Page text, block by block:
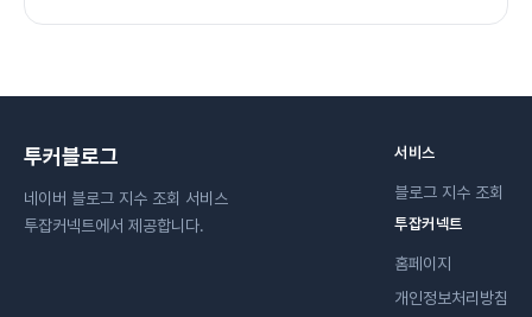
투커블로그
네이버 블로그 지수 조회 서비스
투잡커넥트에서 제공합니다.
서비스
블로그 지수 조회
투잡커넥트
홈페이지
개인정보처리방침